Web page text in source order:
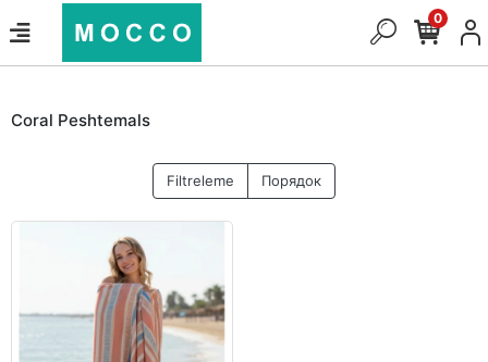
0
Coral Peshtemals
Filtreleme Порядок